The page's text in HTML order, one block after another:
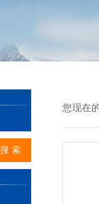
您现在